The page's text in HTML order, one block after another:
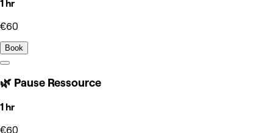
1 hr
€60
Book
🌿 Pause Ressource
1 hr
€60